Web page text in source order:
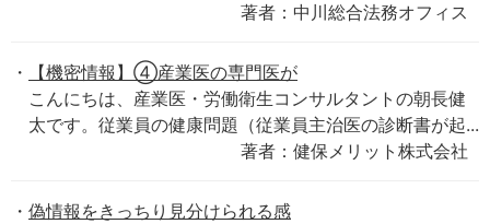
著者：中川総合法務オフィス
【機密情報】④産業医の専門医が
こんにちは、産業医・労働衛生コンサルタントの朝長健
太です。従業員の健康問題（従業員主治医の診断書が起...
著者：健保メリット株式会社
偽情報をきっちり見分けられる感